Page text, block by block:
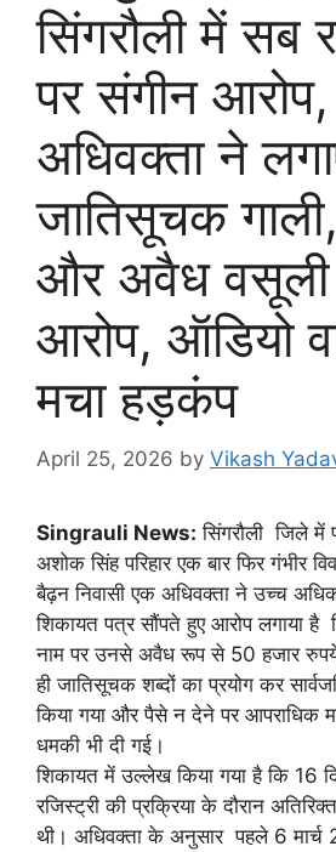
सिंगरौली में सब
पर संगीन आरोप,
अधिवक्ता ने
जातिसूचक
और अवैध वसूली
आरोप, ऑडियो
मचा हड़कंप
April 25, 2026 by Vikash
Singrauli News: सिंगरौली जिले
अशोक सिंह परिहार एक बार फिर गंभीर
बैढ़न निवासी एक अधिवक्ता ने उच्च
शिकायत पत्र सौंपते हुए आरोप लगाया है
नाम पर उनसे अवैध रूप से 50 हजार
ही जातिसूचक शब्दों का प्रयोग कर
किया गया और पैसे न देने पर आपराधिक
धमकी भी दी गई।
शिकायत में उल्लेख किया गया है कि 16
रजिस्ट्री की प्रक्रिया के दौरान
थी। अधिवक्ता के अनुसार पहले 6